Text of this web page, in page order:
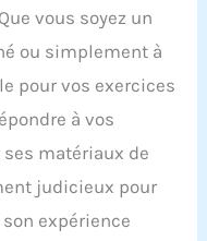
vous soyez un
ou simplement à
pour vos exercices
à vos
matériaux de
judicieux pour
expérience